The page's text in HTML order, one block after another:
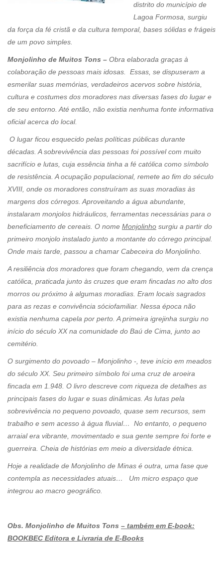
distrito do município de
Lagoa Formosa, surgiu
da força da fé cristã e da cultura temporal, bases sólidas e frágeis
de um povo simples.
Monjolinho de Muitos Tons – Obra elaborada graças à
colaboração de pessoas mais idosas. Essas, se dispuseram a
esmerilar suas memórias, verdadeiros acervos sobre história,
cultura e costumes dos moradores nas diversas fases do lugar e
de seu entorno. Até então, não existia nenhuma fonte informativa
oficial acerca do local.
O lugar ficou esquecido pelas políticas públicas durante
décadas. A sobrevivência das pessoas foi possível com muito
sacrifício e lutas, cuja essência tinha a fé católica como símbolo
de resistência. A ocupação populacional, remete ao fim do século
XVIII, onde os moradores construíram as suas moradias às
margens dos córregos. Aproveitando a água abundante,
instalaram monjolos hidráulicos, ferramentas necessárias para o
beneficiamento de cereais. O nome Monjolinho surgiu a partir do
primeiro monjolo instalado junto a montante do córrego principal.
Onde mais tarde, passou a chamar Cabeceira do Monjolinho.
A resiliência dos moradores que foram chegando, vem da crença
católica, praticada junto às cruzes que eram fincadas no alto dos
morros ou próximo à algumas moradias. Eram locais sagrados
para as rezas e convivência sóciofamiliar. Nessa época não
existia nenhuma capela por perto. A primeira igrejinha surgiu no
início do século XX na comunidade do Baú de Cima, junto ao
cemitério.
O surgimento do povoado – Monjolinho -, teve início em meados
do século XX. Seu primeiro símbolo foi uma cruz de aroeira
fincada em 1.948. O livro descreve com riqueza de detalhes as
principais fases do lugar e suas dinâmicas. As lutas pela
sobrevivência no pequeno povoado, quase sem recursos, sem
trabalho e sem acesso à água fluvial… No entanto, o pequeno
arraial era vibrante, movimentado e sua gente sempre foi forte e
guerreira. Cheia de histórias em meio a diversidade étnica.
Hoje a realidade de Monjolinho de Minas é outra, uma fase que
contempla as necessidades atuais… Um micro espaço que
integrou ao macro geográfico.
Obs. Monjolinho de Muitos Tons – também em E-book:
BOOKBEC Editora e Livraria de E-Books